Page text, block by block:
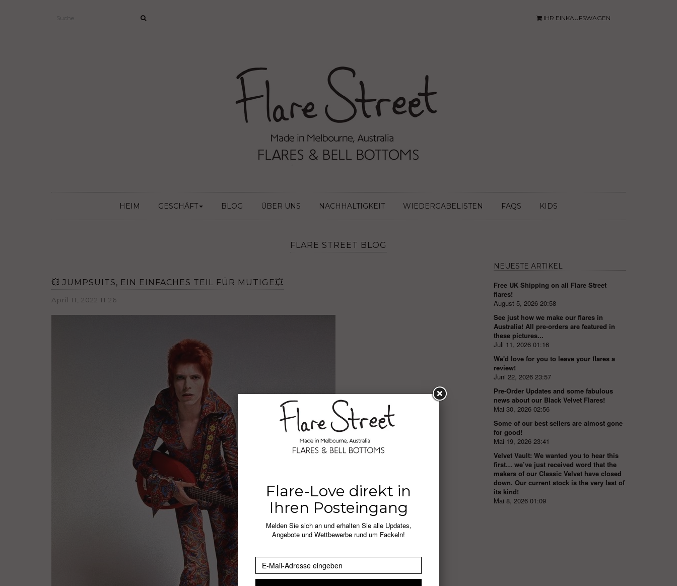
IHR EINKAUFSWAGEN
HEIM GESCHÄFT BLOG ÜBER UNS NACHHALTIGKEIT WIEDERGABELISTEN FAQS KIDS
FLARE STREET BLOG
💥 JUMPSUITS, EIN EINFACHES TEIL FÜR MUTIGE💥
April 11, 2022 11:26
NEUESTE ARTIKEL
Free UK Shipping on all Flare Street
flares!
August 5, 2026 20:58
See just how we make our flares in
Australia! All pre-orders are featured in
these pictures...
Juli 11, 2026 01:16
We'd love for you to leave your flares a
review!
Juni 22, 2026 23:57
Pre-Order Updates and some fabulous
news about our Black Velvet Flares!
Mai 30, 2026 02:56
Some of our best sellers are almost gone
for good!
Mai 19, 2026 23:41
Velvet Vault: We wanted you to hear this
first… we’ve just received word that the
makers of our Classic Velvet have closed
down. Our current stock is the very last of
its kind!
Mai 8, 2026 01:09
Flare-Love direkt in
Ihren Posteingang
Melden Sie sich an und erhalten Sie alle Updates,
Angebote und Wettbewerbe rund um Fackeln!